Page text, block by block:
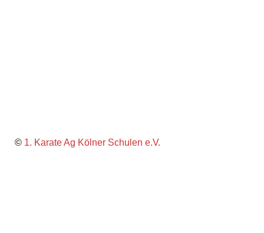
© 1. Karate Ag Kölner Schulen e.V.